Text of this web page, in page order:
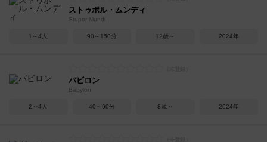
ストゥポル・ムンディ
Stupor Mundi
1～4人 90～150分 12歳～ 2024年
バビロン
Babylon
2～4人 40～60分 8歳～ 2024年